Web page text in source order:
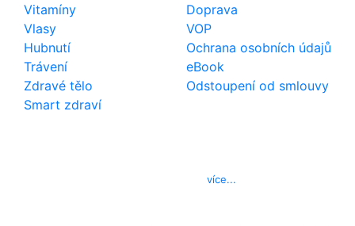
Vitamíny
Vlasy
Hubnutí
Trávení
Zdravé tělo
Smart zdraví
Doprava
VOP
Ochrana osobních údajů
eBook
Odstoupení od smlouvy
více...